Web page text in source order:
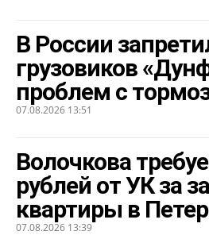
В России
грузовиков
проблем с
07.08.2026 13:51
Волочкова
рублей от УК за
квартиры в
07.08.2026 13:39